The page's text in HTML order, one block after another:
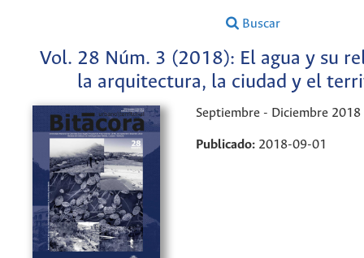
Buscar
Vol. 28 Núm. 3 (2018): El agua y su
la arquitectura, la ciudad y el
Septiembre - Diciembre 2018
Publicado: 2018-09-01